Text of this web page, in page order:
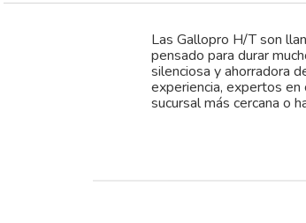
Las Gallopro H/T son
pensado para durar
silenciosa y ahorradora
experiencia, expertos en
sucursal más cercana o